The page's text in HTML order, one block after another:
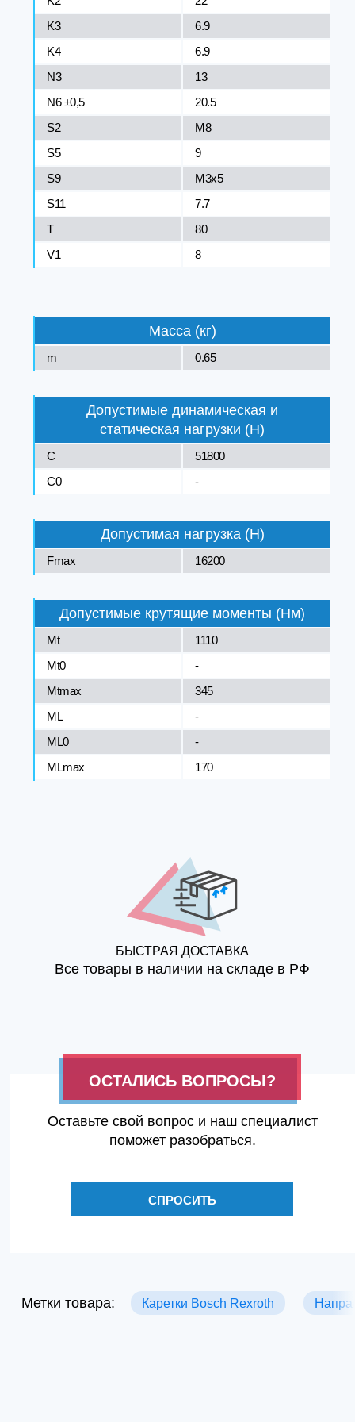
K3
6.9
K4
6.9
N3
13
N6 ±0,5
20.5
S2
M8
S5
9
S9
M3x5
S11
7.7
T
80
V1
8
Масса (кг)
m 0.65
Допустимые динамическая и
статическая нагрузки (Н)
C
51800
C0
-
Допустимая нагрузка (Н)
Fmax 16200
Допустимые крутящие моменты (Нм)
Mt
1110
Mt0
-
Mtmax
345
ML
-
ML0
-
MLmax
170
БЫСТРАЯ ДОСТАВКА
Все товары в наличии на складе в РФ
ОСТАЛИСЬ ВОПРОСЫ?
Оставьте свой вопрос и наш специалист
поможет разобраться.
СПРОСИТЬ
Метки товара: Каретки Bosch Rexroth